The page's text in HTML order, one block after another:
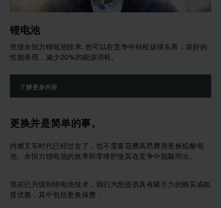
锂电池
凭借永恒力锂电池技术, 您可以在竞争中轻松拔得头筹：良好的
性能表现，减少20%的能源消耗。
了解更多内容
更换并是简单的事。
内燃叉车时代已经过去了，也不需要花费高昂费用更换铅酸电
池。永恒力锂电池的效率和零维护使其在竞争中脱颖而出。
现在已升级到锂电池技术，我们为您提供具有吸引力的购买或租
赁优惠，其中包括更换保费：